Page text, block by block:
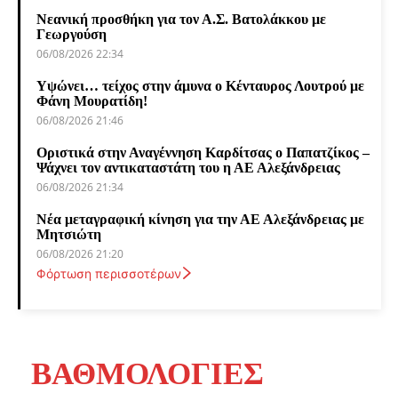
Νεανική προσθήκη για τον Α.Σ. Βατολάκκου με
Γεωργούση
06/08/2026 22:34
Υψώνει… τείχος στην άμυνα ο Κένταυρος Λουτρού με
Φάνη Μουρατίδη!
06/08/2026 21:46
Οριστικά στην Αναγέννηση Καρδίτσας ο Παπατζίκος –
Ψάχνει τον αντικαταστάτη του η ΑΕ Αλεξάνδρειας
06/08/2026 21:34
Νέα μεταγραφική κίνηση για την ΑΕ Αλεξάνδρειας με
Μητσιώτη
06/08/2026 21:20
Φόρτωση περισσοτέρων
ΒΑΘΜΟΛΟΓΙΕΣ